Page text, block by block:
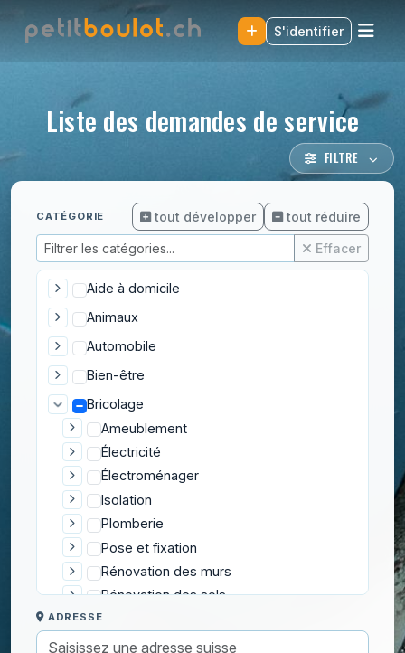
S'identifier
Liste des demandes de service
FILTRE
CATÉGORIE tout développer tout réduire
Effacer
Aide à domicile
Animaux
Automobile
Bien-être
Bricolage
Ameublement
Électricité
Électroménager
Isolation
Plomberie
Pose et fixation
Rénovation des murs
Rénovation des sols
Réparation
Sécurité
ADRESSE